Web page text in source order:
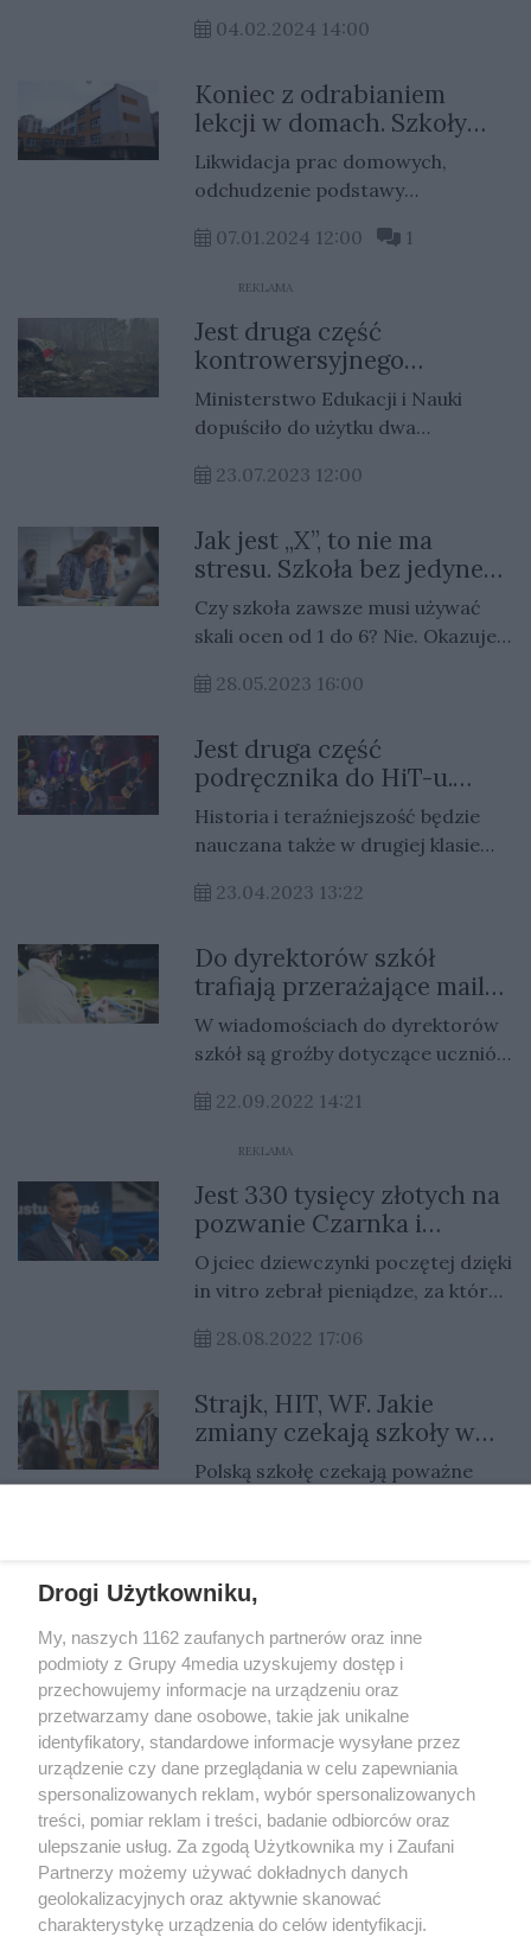
jednej z placówek zwycięstwo w
04.02.2024 14:00
Koniec z odrabianiem
lekcji w domach. Szkoły
czekają duże zmiany
Likwidacja prac domowych,
odchudzenie podstawy
tylko kilka zmian, które
07.01.2024 12:00 1
REKLAMA
Jest druga część
kontrowersyjnego
podręcznika do HIT-u. A w
niej katastrofa smoleńska
Ministerstwo Edukacji i Nauki
dopuściło do użytku dwa
Teraźniejszości do klas drugich. To
Kruka.
23.07.2023 12:00
Jak jest „X”, to nie ma
stresu. Szkoła bez jedynek
jest możliwa
Czy szkoła zawsze musi używać
skali ocen od 1 do 6? Nie. Okazuje
można łatwo wygumkować.
28.05.2023 16:00
Jest druga część
podręcznika do HiT-u.
Tego dzieciaki będą się
uczyć o Smoleńsku
Historia i teraźniejszość będzie
nauczana także w drugiej klasie
Wiadomo już, co znajduje się w
23.04.2023 13:22
Do dyrektorów szkół
trafiają przerażające maile.
Łowcy pedofili ostrzegają
rodziców
W wiadomościach do dyrektorów
szkół są groźby dotyczące uczniów
zachować szczególną czujność.
22.09.2022 14:21
REKLAMA
Jest 330 tysięcy złotych na
pozwanie Czarnka i
Roszkowskiego za
podręcznik do HIT
Ojciec dziewczynki poczętej dzięki
in vitro zebrał pieniądze, za które
ministra oraz autora podręcznika
o Przemysława Czarnka i
Wojciecha Roszkowskiego.
28.08.2022 17:06
Strajk, HIT, WF. Jakie
zmiany czekają szkoły w
roku szkolnym 2022/2023?
Polską szkołę czekają poważne
już strajk nauczycieli.
REKLAMA
Reklama Kontakt
Informacja o Nadawcy
Drogi Użytkowniku,
My, naszych 1162 zaufanych partnerów oraz inne
podmioty z Grupy 4media uzyskujemy dostęp i
przechowujemy informacje na urządzeniu oraz
przetwarzamy dane osobowe, takie jak unikalne
identyfikatory, standardowe informacje wysyłane przez
urządzenie czy dane przeglądania w celu zapewniania
spersonalizowanych reklam, wybór spersonalizowanych
treści, pomiar reklam i treści, badanie odbiorców oraz
ulepszanie usług. Za zgodą Użytkownika my i Zaufani
Partnerzy możemy używać dokładnych danych
geolokalizacyjnych oraz aktywnie skanować
charakterystykę urządzenia do celów identyfikacji.